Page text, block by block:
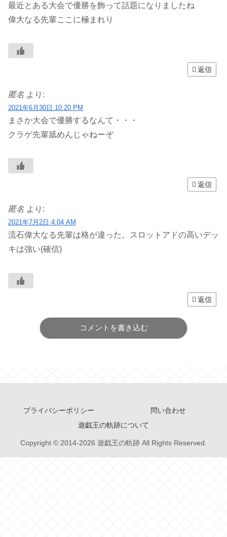
最近とある大会で優勝を飾って話題になりましたね
偉大なる先輩ここに極まれり
返信
匿名 より:
2021年6月30日 10:20 PM
まさか大会で優勝するなんて・・・
クラゲ先輩舐めんじゃねーぞ
返信
匿名 より:
2021年7月2日 4:04 AM
流石偉大なる先輩は格が違った。スロットアドの高いデッ
キは強い(確信)
返信
コメントを書き込む
プライバシーポリシー
問い合わせ
遊戯王の軌跡について
Copyright © 2014-2026 遊戯王の軌跡 All Rights Reserved.